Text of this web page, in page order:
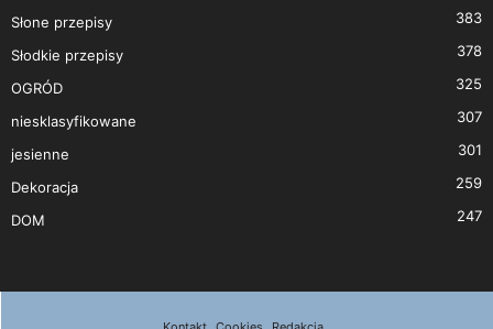
Słone przepisy 383
Słodkie przepisy 378
OGRÓD 325
niesklasyfikowane 307
jesienne 301
Dekoracja 259
DOM 247